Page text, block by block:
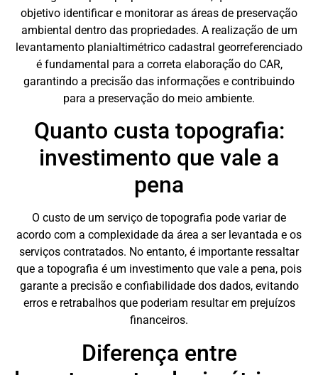
objetivo identificar e monitorar as áreas de preservação
ambiental dentro das propriedades. A realização de um
levantamento planialtimétrico cadastral georreferenciado
é fundamental para a correta elaboração do CAR,
garantindo a precisão das informações e contribuindo
para a preservação do meio ambiente.
Quanto custa topografia:
investimento que vale a
pena
O custo de um serviço de topografia pode variar de
acordo com a complexidade da área a ser levantada e os
serviços contratados. No entanto, é importante ressaltar
que a topografia é um investimento que vale a pena, pois
garante a precisão e confiabilidade dos dados, evitando
erros e retrabalhos que poderiam resultar em prejuízos
financeiros.
Diferença entre